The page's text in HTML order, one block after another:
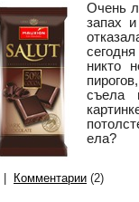
Очень
запах
никто
съела
ела?
Комментарии (2)